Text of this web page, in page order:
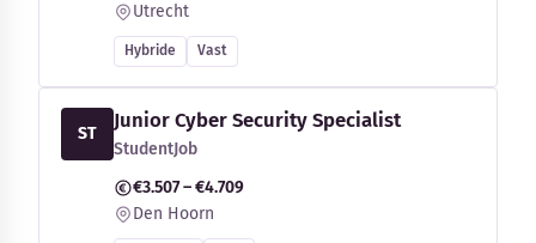
Utrecht
Hybride Vast
ST
Junior Cyber Security Specialist
StudentJob
€3.507 – €4.709
Den Hoorn